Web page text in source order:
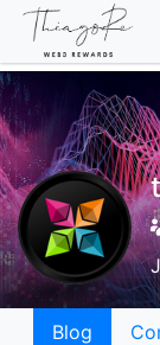
Blog